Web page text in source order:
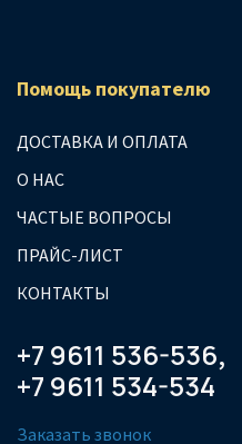
Помощь покупателю
ДОСТАВКА И ОПЛАТА
О НАС
ЧАСТЫЕ ВОПРОСЫ
ПРАЙС-ЛИСТ
КОНТАКТЫ
+7 9611 536-536,
+7 9611 534-534
Заказать звонок